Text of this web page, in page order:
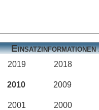
2019 2018
2010 2009
2001 2000